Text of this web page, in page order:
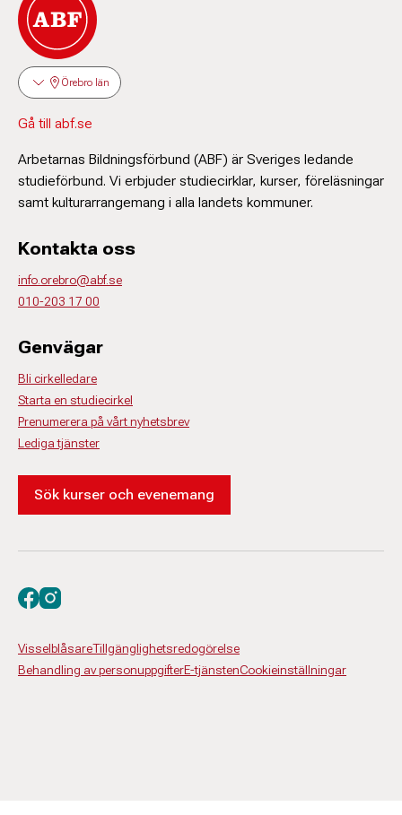
Örebro län
Gå till abf.se
Arbetarnas Bildningsförbund (ABF) är Sveriges ledande
studieförbund. Vi erbjuder studiecirklar, kurser, föreläsningar
samt kulturarrangemang i alla landets kommuner.
Kontakta oss
info.orebro@abf.se
010-203 17 00
Genvägar
Bli cirkelledare
Starta en studiecirkel
Prenumerera på vårt nyhetsbrev
Lediga tjänster
Sök kurser och evenemang
VisselblåsareTillgänglighetsredogörelse
Behandling av personuppgifterE-tjänstenCookieinställningar
Besök oss på facebook
Besök oss på instagram